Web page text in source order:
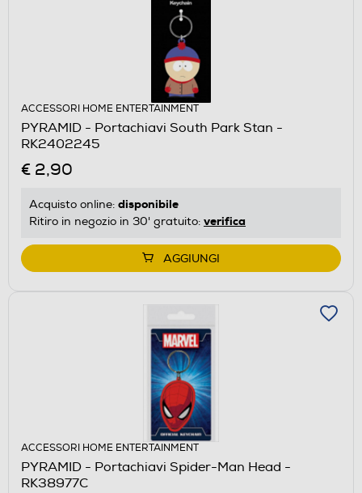
ACCESSORI HOME ENTERTAINMENT
PYRAMID - Portachiavi South Park Stan -
RK2402245
€ 2,90
Acquisto online: disponibile
Ritiro in negozio in 30' gratuito: verifica
AGGIUNGI
ACCESSORI HOME ENTERTAINMENT
PYRAMID - Portachiavi Spider-Man Head -
RK38977C